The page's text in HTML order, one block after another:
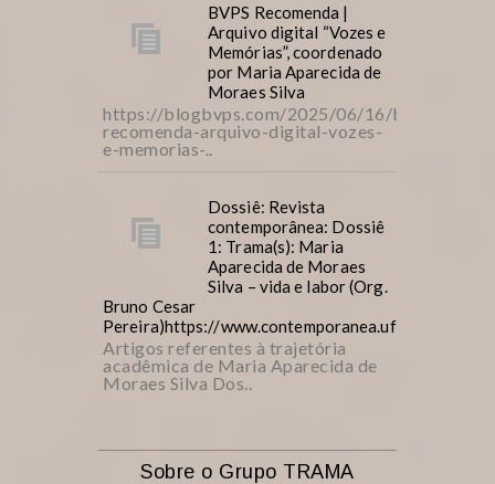
BVPS Recomenda |
Arquivo digital “Vozes e
Memórias”, coordenado
por Maria Aparecida de
Moraes Silva
https://blogbvps.com/2025/06/16/bvps-
recomenda-arquivo-digital-vozes-
e-memorias-..
Dossiê: Revista
contemporânea: Dossiê
1: Trama(s): Maria
Aparecida de Moraes
Silva – vida e labor (Org.
Bruno Cesar
Pereira)https://www.contemporanea.ufscar.br/
Artigos referentes à trajetória
acadêmica de Maria Aparecida de
Moraes Silva Dos..
Sobre o Grupo TRAMA